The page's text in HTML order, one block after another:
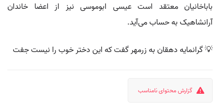
باباخانیان معتقد است عیسی ابوموسی نیز از اعضا خاندان
آرانشاهیک به حساب می‌آید.
💡 گرانمایه دهقان به زرمهر گفت که این دختر خوب را نیست جفت
گزارش محتوای نامناسب